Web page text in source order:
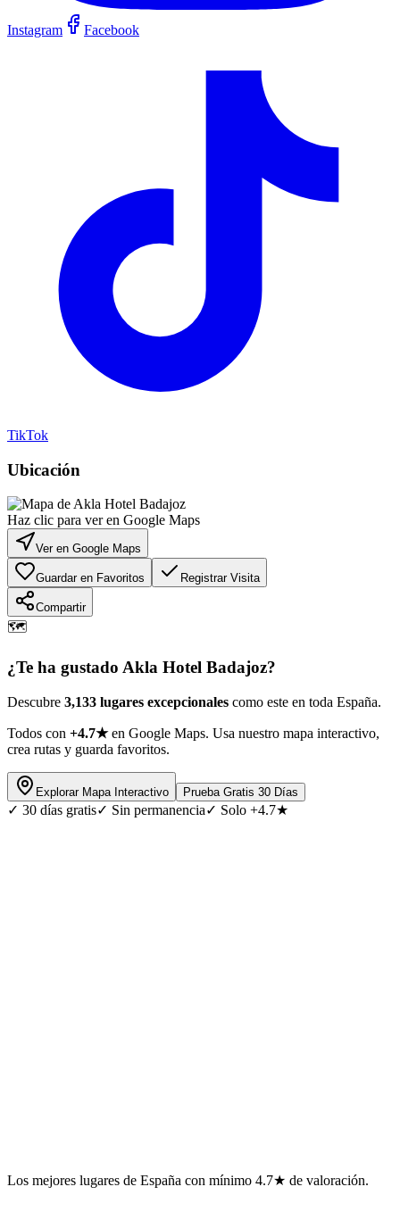
Instagram Facebook
TikTok
Ubicación
Haz clic para ver en Google Maps
Ver en Google Maps
Guardar en Favoritos Registrar Visita
Compartir
🗺️
¿Te ha gustado Akla Hotel Badajoz?
Descubre 3,133 lugares excepcionales como este en toda España.
Todos con +4.7★en Google Maps. Usa nuestro mapa interactivo,
crea rutas y guarda favoritos.
Explorar Mapa Interactivo Prueba Gratis 30 Días
✓ 30 días gratis✓ Sin permanencia✓ Solo +4.7★
Los mejores lugares de España con mínimo 4.7★ de valoración.